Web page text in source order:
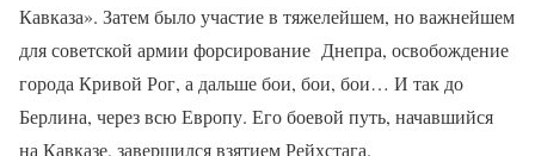
Кавказа». Затем было участие в тяжелейшем, но важнейшем
для советской армии форсирование Днепра, освобождение
города Кривой Рог, а дальше бои, бои, бои… И так до
Берлина, через всю Европу. Его боевой путь, начавшийся
на Кавказе, завершился взятием Рейхстага.